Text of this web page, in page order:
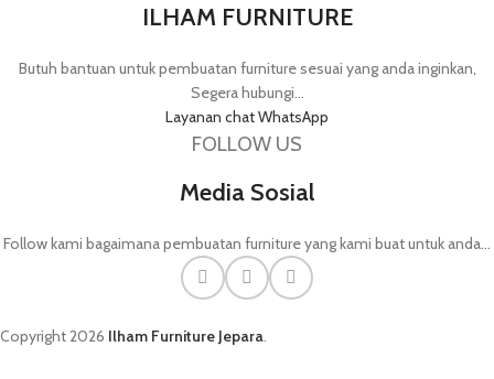
ILHAM FURNITURE
Butuh bantuan untuk pembuatan furniture sesuai yang anda inginkan,
Segera hubungi...
Layanan chat WhatsApp
FOLLOW US
Media Sosial
Follow kami bagaimana pembuatan furniture yang kami buat untuk anda...
Copyright2026 Ilham Furniture Jepara.